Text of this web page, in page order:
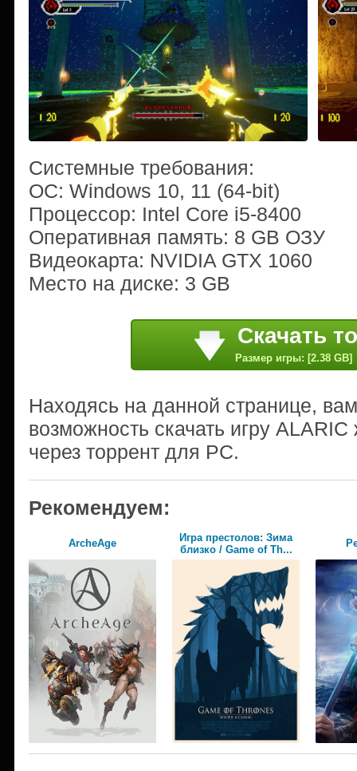
Системные требования:
ОС: Windows 10, 11 (64-bit)
Процессор: Intel Core i5-8400
Оперативная память: 8 GB ОЗУ
Видеокарта: NVIDIA GTX 1060
Место на диске: 3 GB
Скачать
Размер игры: [2.38 GB]
Находясь на данной странице,
возможность скачать игру
через торрент для PC.
Рекомендуем:
ArcheAge
Игра престолов: Зима
близко / Game of Th...